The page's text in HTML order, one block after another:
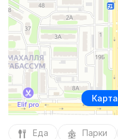
Карта
Еда Парки